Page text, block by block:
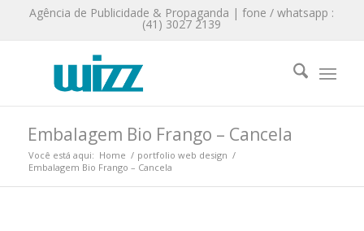
Agência de Publicidade & Propaganda | fone / whatsapp :
(41) 3027 2139
Embalagem Bio Frango – Cancela
Você está aqui: Home / portfolio web design /
Embalagem Bio Frango – Cancela